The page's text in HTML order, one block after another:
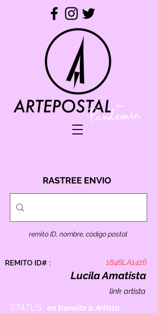
RASTREE ENVIO
remito ID, nombre, código postal
REMITO ID# : 1846LA1416
STATUS: en transito a Artista
Lucila Amatista
link artista